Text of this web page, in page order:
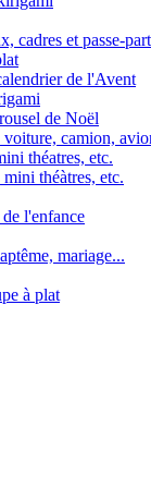
cadres et passe-
de l'Avent
de Noël
camion,
théatres, etc.
théàtres, etc.
l'enfance
mariage...
à plat